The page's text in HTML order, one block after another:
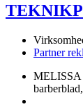
Partner
MELISSA